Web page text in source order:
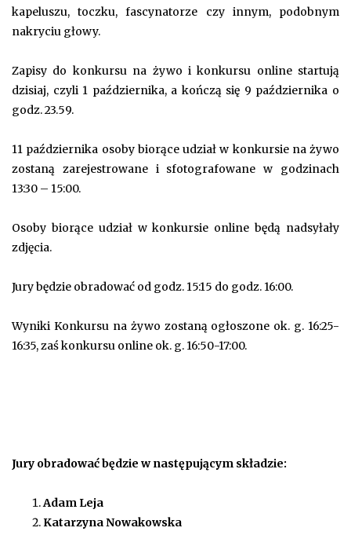
kapeluszu, toczku, fascynatorze czy innym, podobnym
nakryciu głowy.
Zapisy do konkursu na żywo i konkursu online startują
dzisiaj, czyli 1 października, a kończą się 9 października o
godz. 23.59.
11 października osoby biorące udział w konkursie na żywo
zostaną zarejestrowane i sfotografowane w godzinach
13:30 – 15:00.
Osoby biorące udział w konkursie online będą nadsyłały
zdjęcia.
Jury będzie obradować od godz. 15:15 do godz. 16:00.
Wyniki Konkursu na żywo zostaną ogłoszone ok. g. 16:25-
16:35, zaś konkursu online ok. g. 16:50-17:00.
Jury obradować będzie w następującym składzie:
Adam Leja
Katarzyna Nowakowska